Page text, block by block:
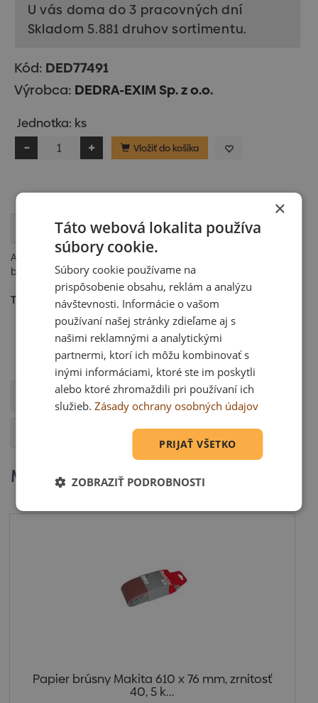
U vás doma do 3 pracovných dní
Skladom 5.881 druhov sortimentu.
Kód: DED77491
Výrobca: DEDRA-EXIM Sp. z o.o.
Jednotka: ks
Vložiť do košíka
Abrazívny kotúč na sadrové brúsky, zrnitosť 80. Určený na
brúsenie sadry a sadrových povrchov.
TECHNICKÉ PARAMETRE:
Hmotnosť:0,1 kg
Počet kusov (ks):5
Veľkosť (mm): 225
Zrnitosť:80
Kompatibilita
Mohlo by Vás zaujímať
Papier brúsny Makita 610 x 76 mm, zrnitosť
40, 5 k...
×
Táto webová lokalita používa
súbory cookie.
Súbory cookie používame na
prispôsobenie obsahu, reklám a analýzu
návštevnosti. Informácie o vašom
používaní našej stránky zdieľame aj s
našimi reklamnými a analytickými
partnermi, ktorí ich môžu kombinovať s
inými informáciami, ktoré ste im poskytli
alebo ktoré zhromaždili pri používaní ich
služieb.Zásady ochrany osobných údajov
PRIJAŤ VŠETKO
ZOBRAZIŤ PODROBNOSTI